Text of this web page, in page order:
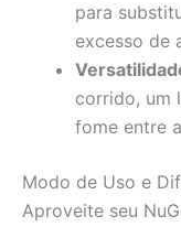
para
excesso de
corrido, um
fome entre
Modo de Uso e
Aproveite seu